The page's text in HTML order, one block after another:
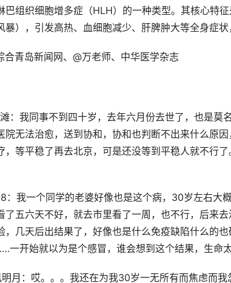
巴组织细胞增多症（HLH）的一种类型。其核心特
暴），引发高热、血细胞减少、肝脾肿大等全身症
合青岛新闻网、@万老师、中华医学杂志
：我同事不到四十岁，去年六月份去世了，也是莫
院无法治愈，送到协和，协和也判断不出来什么原
，等平稳了再去北京，可是还没等到平稳人就不行
：我一个同学的老婆好像也是这个病，30岁左右大
了五六天不好，就去市里看了一周，也不行，后来
，几天后出结果了，好像也是什么免疫缺陷什么的
一开始就以为是个感冒，谁会想到这个结果，生命
月：哎。。。我还在为我30岁一无所有而焦虑而